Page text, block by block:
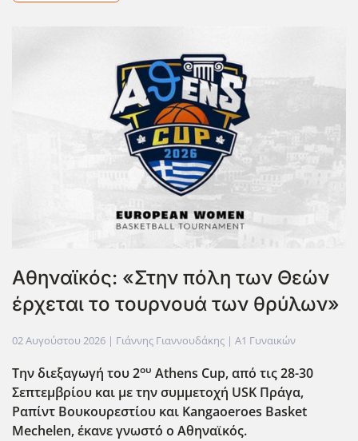
Αθηναϊκός: «Στην πόλη των Θεών
έρχεται το τουρνουά των θρύλων»
02 Αυγούστου 2026 | Γιάννης Γιαννουδάκης | Α1 Γυναικών
Την διεξαγωγή του 2ου Athens Cup, από τις 28-30
Σεπτεμβρίου και με την συμμετοχή USK Πράγα,
Ραπίντ Βουκουρεστίου και Kangaoeroes Basket
Mechelen, έκανε γνωστό ο Αθηναϊκός.